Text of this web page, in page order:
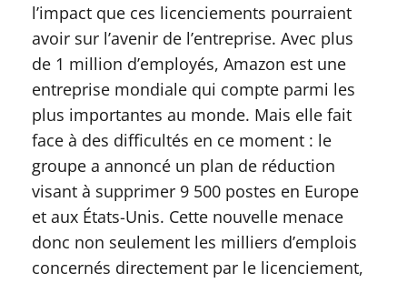
l’impact que ces licenciements pourraient
avoir sur l’avenir de l’entreprise. Avec plus
de 1 million d’employés, Amazon est une
entreprise mondiale qui compte parmi les
plus importantes au monde. Mais elle fait
face à des difficultés en ce moment : le
groupe a annoncé un plan de réduction
visant à supprimer 9 500 postes en Europe
et aux États-Unis. Cette nouvelle menace
donc non seulement les milliers d’emplois
concernés directement par le licenciement,